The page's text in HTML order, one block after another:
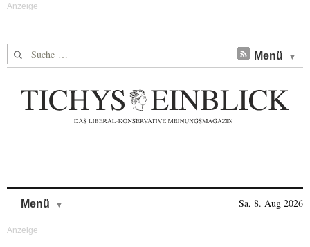
Suche nach: Menü
Menü Sa, 8. Aug 2026